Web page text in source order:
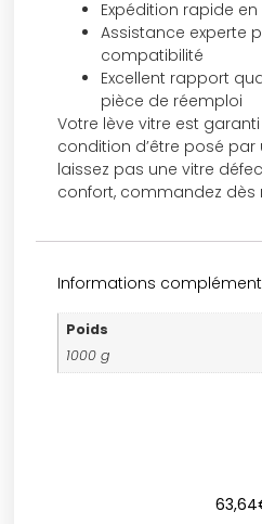
Expédition rapide
Assistance experte
compatibilité
Excellent rapport
pièce de réemploi
Votre lève vitre est
condition d’être posé par
laissez pas une vitre
confort, commandez dès
Informations
Poids
1000 g
63,64